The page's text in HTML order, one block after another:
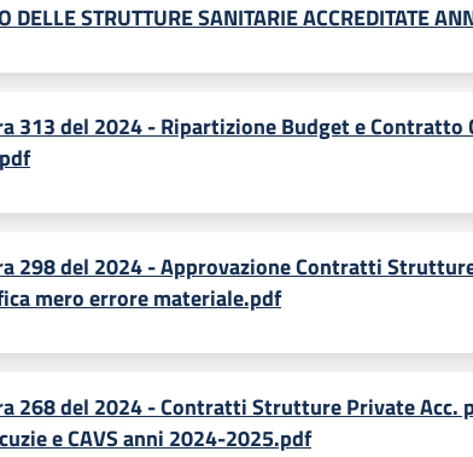
DELLE STRUTTURE SANITARIE ACCREDITATE
313 del 2024 - Ripartizione Budget e Contratto
298 del 2024 - Approvazione Contratti
mero errore materiale.pdf
268 del 2024 - Contratti Strutture Private Acc.
e CAVS anni 2024-2025.pdf